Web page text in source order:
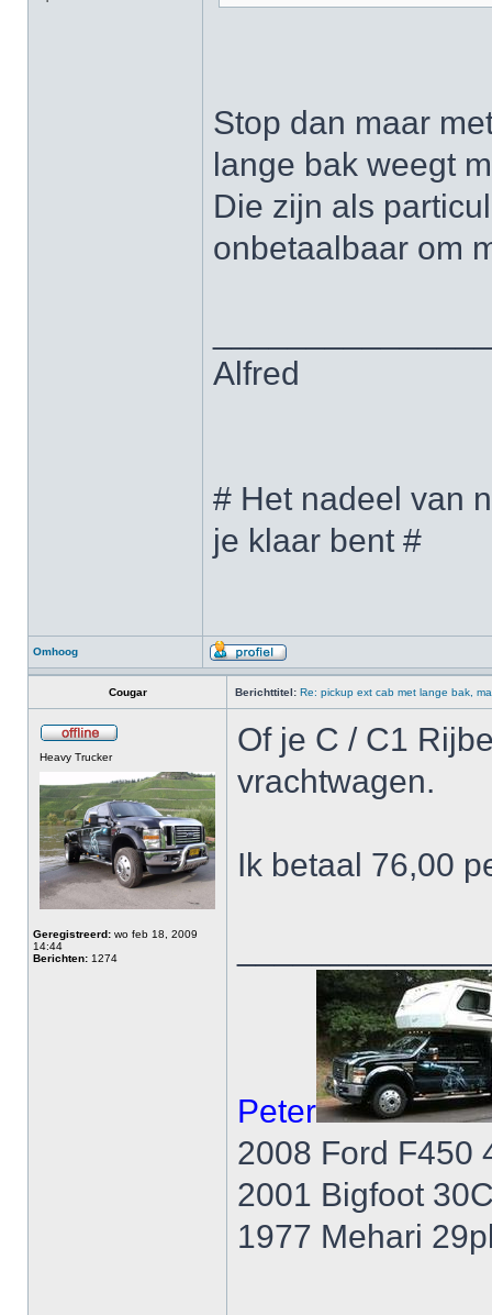
Stop dan maar
lange bak weegt
Die zijn als
onbetaalbaar om
Alfred
# Het nadeel van
je klaar bent #
Omhoog
Cougar Berichttitel: Re: pickup ext cab met lange bak,
Heavy Trucker
Geregistreerd: wo feb 18, 2009
14:44
Berichten: 1274
Of je C / C1
vrachtwagen.
Ik betaal 76,00
Peter
2008 Ford F450
2001 Bigfoot
1977 Mehari